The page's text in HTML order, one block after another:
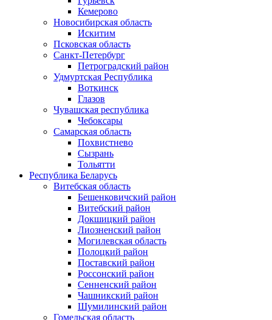
Кемерово
Новосибирская область
Искитим
Псковская область
Санкт-Петербург
Петроградский район
Удмуртская Республика
Воткинск
Глазов
Чувашская республика
Чебоксары
Самарская область
Похвистнево
Сызрань
Тольятти
Республика Беларусь
Витебская область
Бешенковичский район
Витебский район
Докшицкий район
Лиозненский район
Могилевская область
Полоцкий район
Поставский район
Россонский район
Сенненский район
Чашникский район
Шумилинский район
Гомельская область